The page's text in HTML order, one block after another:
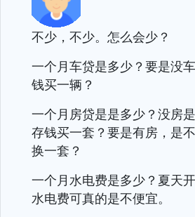
不少，不少。怎么会少？
一个月车贷是多少？要是没
钱买一辆？
一个月房贷是是多少？没房
存钱买一套？要是有房，是
换一套？
一个月水电费是多少？夏天
水电费可真的是不便宜。